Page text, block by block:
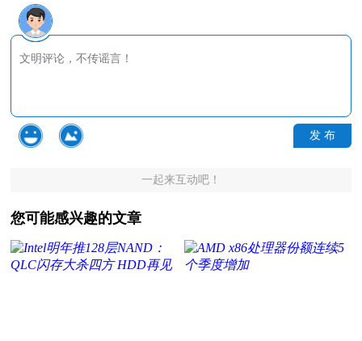
发 布
一起来互动吧！
您可能感兴趣的文章